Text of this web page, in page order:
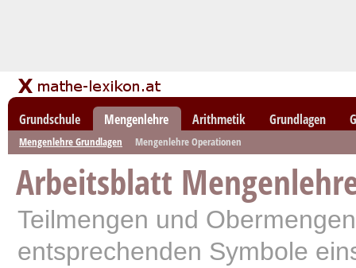
Grundschule Mengenlehre Arithmetik Grundlagen
Mengenlehre Grundlagen Mengenlehre Operationen
Arbeitsblatt
Teilmengen und
entsprechenden Symbole